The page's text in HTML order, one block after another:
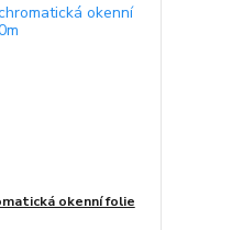
okenní folie